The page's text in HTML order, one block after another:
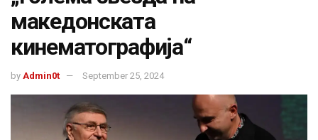
македонската
кинематографија“
by Admin0t September 25, 2024